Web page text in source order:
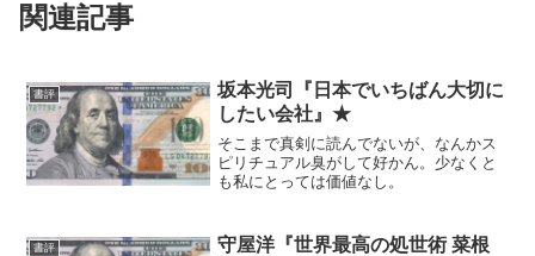
関連記事
書評
坂本光司『日本でいちばん大切に
したい会社』★
そこまで真剣に読んでないが、なんかス
ピリチュアル臭がして好かん。少なくと
も私にとっては価値なし。
書評
守屋洋『世界最高の処世術 菜根